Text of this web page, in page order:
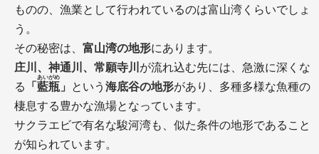
ものの、漁業として行われているのは富山湾くらいでしょ
う。
その秘密は、 富山湾の地形にあります。
庄川、神通川、常願寺川 が流れ込む先には、急激に深くな
る
「 藍瓶
あいがめ
」 という 海底谷の地形があり、多種多様な魚種の
棲息する豊かな漁場となっています。
サクラエビで有名な駿河湾も、似た条件の地形であること
が知られています。